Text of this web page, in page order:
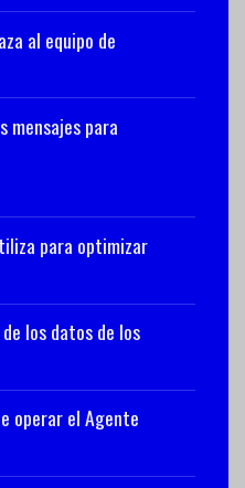
al equipo de
mensajes para
para optimizar
los datos de los
operar el Agente